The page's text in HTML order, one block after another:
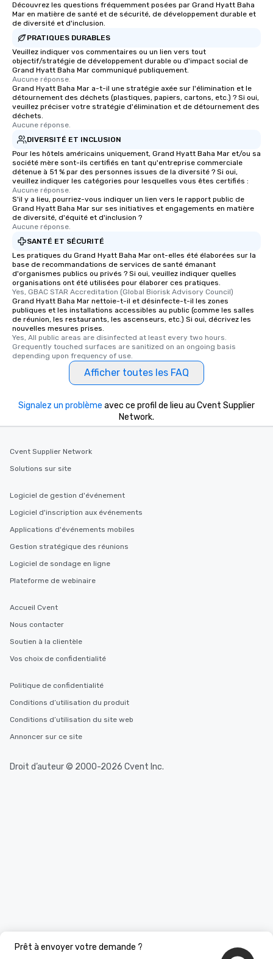
Découvrez les questions fréquemment posées par Grand Hyatt Baha
Mar en matière de santé et de sécurité, de développement durable et
de diversité et d'inclusion.
PRATIQUES DURABLES
Veuillez indiquer vos commentaires ou un lien vers tout
objectif/stratégie de développement durable ou d'impact social de
Grand Hyatt Baha Mar communiqué publiquement.
Aucune réponse.
Grand Hyatt Baha Mar a-t-il une stratégie axée sur l'élimination et le
détournement des déchets (plastiques, papiers, cartons, etc.) ? Si oui,
veuillez préciser votre stratégie d'élimination et de détournement des
déchets.
Aucune réponse.
DIVERSITÉ ET INCLUSION
Pour les hôtels américains uniquement, Grand Hyatt Baha Mar et/ou sa
société mère sont-ils certifiés en tant qu'entreprise commerciale
détenue à 51 % par des personnes issues de la diversité ? Si oui,
veuillez indiquer les catégories pour lesquelles vous êtes certifiés :
Aucune réponse.
S'il y a lieu, pourriez-vous indiquer un lien vers le rapport public de
Grand Hyatt Baha Mar sur ses initiatives et engagements en matière
de diversité, d'équité et d'inclusion ?
Aucune réponse.
SANTÉ ET SÉCURITÉ
Les pratiques du Grand Hyatt Baha Mar ont-elles été élaborées sur la
base de recommandations de services de santé émanant
d'organismes publics ou privés ? Si oui, veuillez indiquer quelles
organisations ont été utilisées pour élaborer ces pratiques.
Yes, GBAC STAR Accreditation (Global Biorisk Advisory Council)
Grand Hyatt Baha Mar nettoie-t-il et désinfecte-t-il les zones
publiques et les installations accessibles au public (comme les salles
de réunion, les restaurants, les ascenseurs, etc.) Si oui, décrivez les
nouvelles mesures prises.
Yes, All public areas are disinfected at least every two hours.
Grequently touched surfaces are sanitized on an ongoing basis
depending upon frequency of use.
Afficher toutes les FAQ
Prêt à envoyer votre demande ?
Signalez un problème avec ce profil de lieu au Cvent Supplier
Network.
Cvent Supplier Network
Solutions sur site
Logiciel de gestion d'événement
Logiciel d'inscription aux événements
Applications d'événements mobiles
Gestion stratégique des réunions
Logiciel de sondage en ligne
Plateforme de webinaire
Accueil Cvent
Nous contacter
Soutien à la clientèle
Vos choix de confidentialité
Politique de confidentialité
Conditions d’utilisation du produit
Conditions d’utilisation du site web
Annoncer sur ce site
Droit d’auteur © 2000-2026 Cvent Inc.